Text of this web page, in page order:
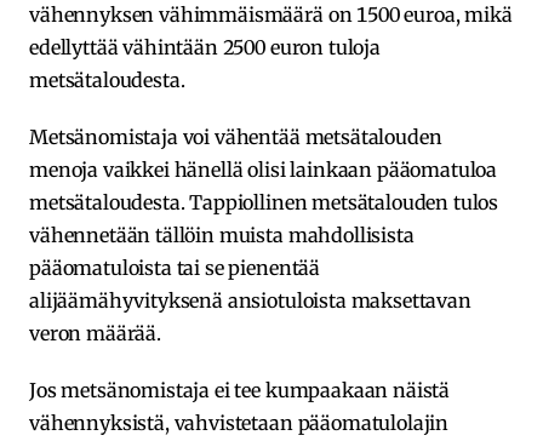
vähennyksen vähimmäismäärä on 1500 euroa, mikä
edellyttää vähintään 2500 euron tuloja
metsätaloudesta.
Metsänomistaja voi vähentää metsätalouden
menoja vaikkei hänellä olisi lainkaan pääomatuloa
metsätaloudesta. Tappiollinen metsätalouden tulos
vähennetään tällöin muista mahdollisista
pääomatuloista tai se pienentää
alijäämähyvityksenä ansiotuloista maksettavan
veron määrää.
Jos metsänomistaja ei tee kumpaakaan näistä
vähennyksistä, vahvistetaan pääomatulolajin